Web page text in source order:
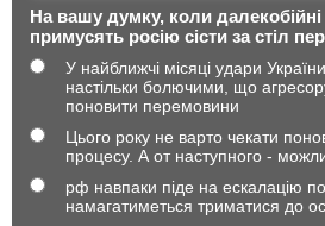
На вашу думку, коли далекобійні
примусять росію сісти за стіл
У найближчі місяці удари
настільки болючими, що
поновити перемовини
Цього року не варто чекати
процесу. А от наступного -
рф навпаки піде на ескалацію
намагатиметься триматися до